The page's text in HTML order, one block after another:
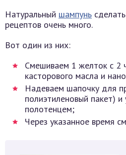
Натуральный шампунь
рецептов очень много.
Вот один из них:
Смешиваем 1 желток с 2
касторового масла и
Надеваем шапочку для
полиэтиленовый пакет)
полотенцем;
Через указанное время